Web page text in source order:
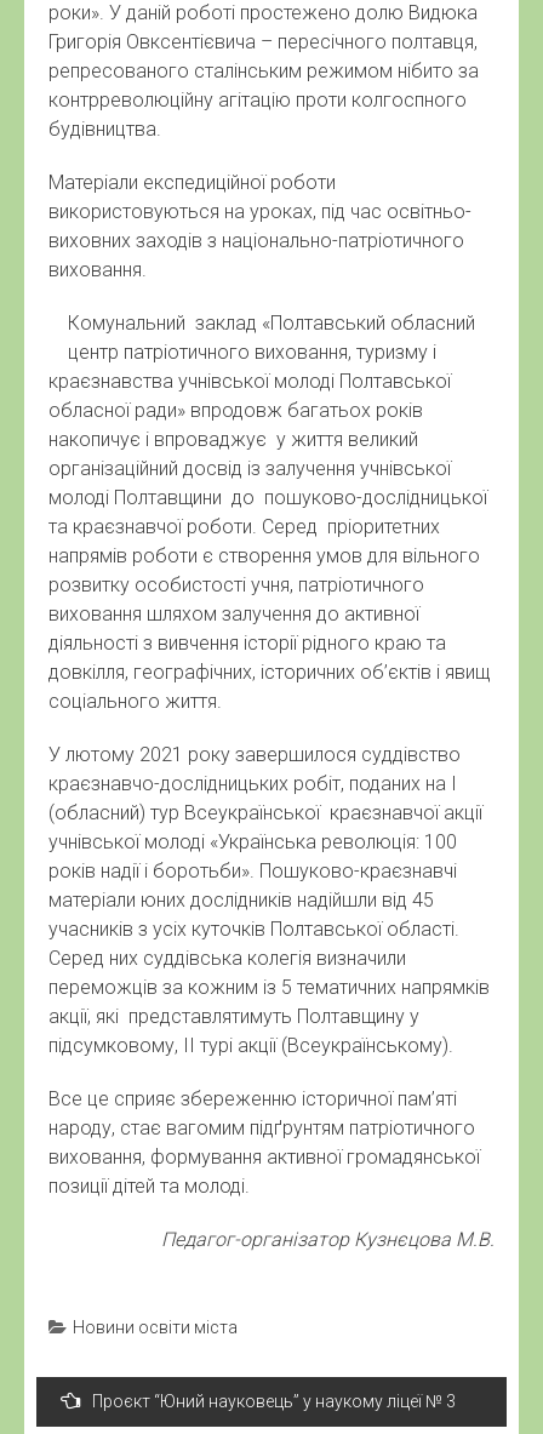
роки». У даній роботі простежено долю Видюка
Григорія Овксентієвича – пересічного полтавця,
репресованого сталінським режимом нібито за
контрреволюційну агітацію проти колгоспного
будівництва.
Матеріали експедиційної роботи
використовуються на уроках, під час освітньо-
виховних заходів з національно-патріотичного
виховання.
Комунальний заклад «Полтавський обласний
центр патріотичного виховання, туризму і
краєзнавства учнівської молоді Полтавської
обласної ради» впродовж багатьох років
накопичує і впроваджує у життя великий
організаційний досвід із залучення учнівської
молоді Полтавщини до пошуково-дослідницької
та краєзнавчої роботи. Серед пріоритетних
напрямів роботи є створення умов для вільного
розвитку особистості учня, патріотичного
виховання шляхом залучення до активної
діяльності з вивчення історії рідного краю та
довкілля, географічних, історичних об’єктів і явищ
соціального життя.
У лютому 2021 року завершилося суддівство
краєзнавчо-дослідницьких робіт, поданих на І
(обласний) тур Всеукраїнської краєзнавчої акції
учнівської молоді «Українська революція: 100
років надії і боротьби». Пошуково-краєзнавчі
матеріали юних дослідників надійшли від 45
учасників з усіх куточків Полтавської області.
Серед них суддівська колегія визначили
переможців за кожним із 5 тематичних напрямків
акції, які представлятимуть Полтавщину у
підсумковому, ІІ турі акції (Всеукраїнському).
Все це сприяє збереженню історичної пам’яті
народу, стає вагомим підґрунтям патріотичного
виховання, формування активної громадянської
позиції дітей та молоді.
Педагог-організатор Кузнєцова М.В.
Новини освіти міста
Навігація
записів
Проєкт “Юний науковець” у наукому ліцеї № 3